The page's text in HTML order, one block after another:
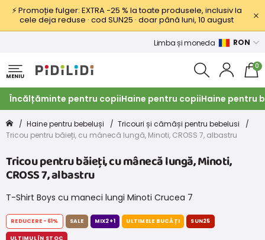
⚡ Promoție fulger: EXTRA −25 % la toate produsele, inclusiv la
cele deja reduse · cod SUN25 · doar până luni, 10 august
Limba și moneda RON
MENIU
0
Încălțăminte pentru copiiHaine pentru copiiHaine pentru
Haine pentru bebeluși
Tricouri și cămăși pentru bebelusi
Tricou pentru băieți, cu mânecă lungă, Minoti, CROSS 7, albastru
Tricou pentru băieți, cu mânecă lungă, Minoti,
CROSS 7, albastru
T-Shirt Boys cu maneci lungi Minoti Crucea 7
REDUCERE -61% SALE MIX2+1 ULTIMELE BUCĂȚI SUN25
ULTIMUL ÎN STOC